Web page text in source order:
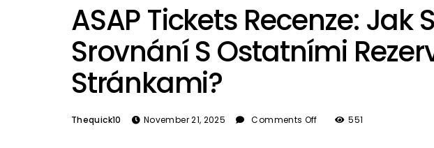
ASAP Tickets Recenze: Jak
Srovnání S Ostatními
Stránkami?
Thequick10 November 21, 2025 Comments Off 551